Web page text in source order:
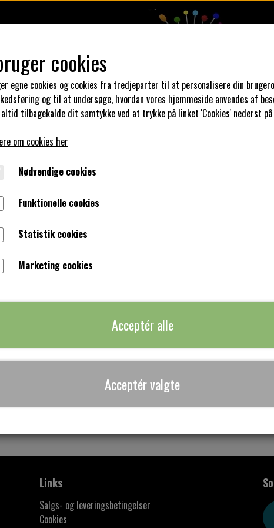
DESIGN DIN KJOLE UNIKA PAKKER KLAR PARAT
Lys grønt bånd med
0,00 kr.
+
Links
Salgs- og leveringsbetingelser
Cookies
cookies
egne cookies og cookies fra tredjeparter til at personalisere din
og til at undersøge, hvordan vores hjemmeside anvendes af
altid tilbagekalde dit samtykke ved at trykke på linket 'Cookies' nederst
om cookies her
Nødvendige cookies
Funktionelle cookies
Statistik cookies
Marketing cookies
Acceptér alle
Acceptér valgte